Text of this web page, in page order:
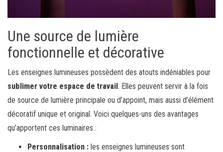
Une source de lumière
fonctionnelle et décorative
Les enseignes lumineuses possèdent des atouts indéniables pour
sublimer votre espace de travail. Elles peuvent servir à la fois
de source de lumière principale ou d’appoint, mais aussi d’élément
décoratif unique et original. Voici quelques-uns des avantages
qu’apportent ces luminaires :
Personnalisation : les enseignes lumineuses sont